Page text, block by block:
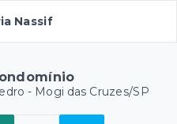
Nassif
- Mogi das Cruzes/SP